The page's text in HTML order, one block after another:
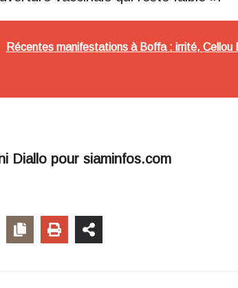
Récentes manifestations à Boffa : irrité, Cellou
Diallo pour siaminfos.com